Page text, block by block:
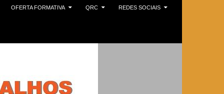
OFERTA FORMATIVA QRC REDES SOCIAIS